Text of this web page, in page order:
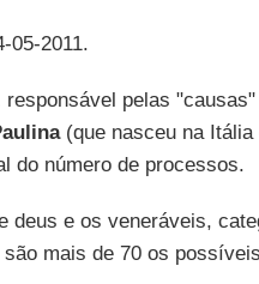
05-2011.
responsável pelas
(que nasceu na Itália
do número de processos.
deus e os veneráveis,
mais de 70 os